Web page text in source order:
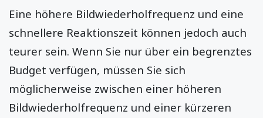
Eine höhere Bildwiederholfrequenz und eine
schnellere Reaktionszeit können jedoch auch
teurer sein. Wenn Sie nur über ein begrenztes
Budget verfügen, müssen Sie sich
möglicherweise zwischen einer höheren
Bildwiederholfrequenz und einer kürzeren